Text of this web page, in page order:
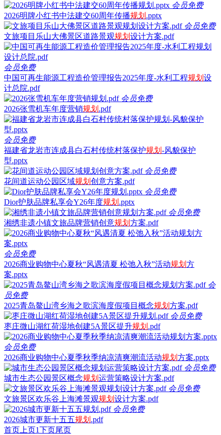
会员免费
2026明牌小红书中法建交60周年传播规划 .pptx
会员免费
文旅项目乐山大佛景区道路景观规划 设计方案.pdf
会员免费
中国可再生能源工程造价管理报告2025年度-水利工程规划 设
计总院.pdf
会员免费
2026张雪机车年度营销规划 .pdf
会员免费
福建省龙岩市连成县白石村传统村落保护规划 -风貌保护
型.pptx
会员免费
花间道运动公园区域规划 创意方案.pdf
会员免费
Dior护肤品牌私享会Y26年度规划 .pptx
会员免费
湘绣非遗小镇文旅品牌营销创意规划 方案.pdf
会员免费
2026商业购物中心夏秋“风遇清夏 松弛入秋”活动规划 方
案.pptx
会
员免费
2025青岛鳌山湾乡海之歌滨海度假项目概念规划 方案.pdf
会员免费
枣庄微山湖红荷湿地创建5A景区提升规划 .pdf
会员免费
2026商业购物中心夏季秋季纳凉清爽潮流活动规划 方案.pptx
会员免费
城市生态公园景区概念规划 运营策略设计方案.pdf
会员免费
文旅景区欢乐谷上海滩景观规划 设计方案.pdf
会员免费
2026城市更新十五五规划 .pdf
首页 上页1下页尾页